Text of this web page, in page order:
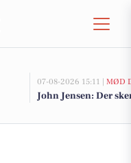
07-08-2026 15:11 | MØD
John Jensen: Der